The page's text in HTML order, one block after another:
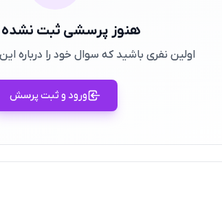
هنوز پرسشی ثبت
اولین نفری باشید که سوال خود را درباره
ورود و ثبت پرسش